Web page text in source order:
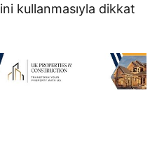
kullanmasıyla dikkat